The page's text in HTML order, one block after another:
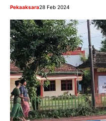
Pekaaksara28 Feb 2024